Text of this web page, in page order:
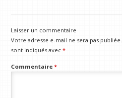
Laisser un commentaire
Votre adresse e-mail ne sera pas publiée.
sont indiqués avec*
Commentaire*